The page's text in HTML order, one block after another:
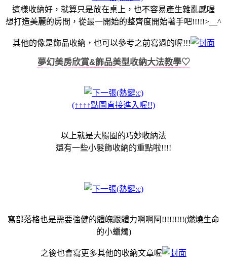
這樣收納好，就算只是放在桌上，也不容易產生雜亂感喔
想打造美麗的房間，從最一開始的整齊度開始著手吧!!!!!>__^
其他的像是飾品收納，也可以參考之前寫過的喔!!!
夢幻美房欣賞&飾品美型收納大法教學♡
(↑↑↑↑點圖直接進入喔!!)
以上就是大腸圈的巧妙收納法
還有一些小髮飾收納的重點啦!!!!
寫部落格也是需要強健的體魄跟體力啊啊阿!!!!!!!!!(燃燒生命
的小蠟燭)
之後也會寫更多其他的收納文章喔